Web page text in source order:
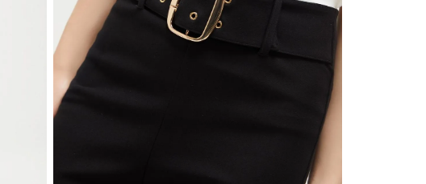
Otros:
En